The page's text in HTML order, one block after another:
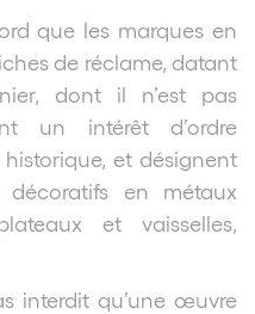
que les marques en
de réclame, datant
dont il n’est pas
un intérêt d’ordre
et désignent
en métaux
et vaisselles,
interdit qu’une œuvre